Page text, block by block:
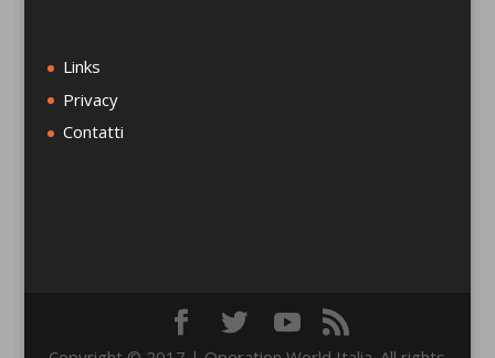
Links
Privacy
Contatti